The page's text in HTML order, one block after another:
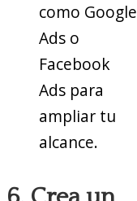
como Google
Ads o
Facebook
Ads para
ampliar tu
alcance.